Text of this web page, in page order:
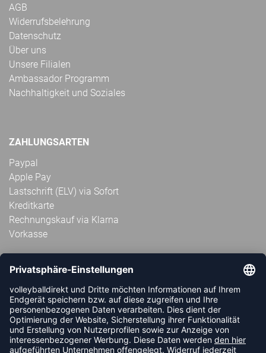
AGB
Widerrufsbelehrung
Datenschutz
Über uns
Unsere Filialen
Ambassador Programm
Nachhaltigkeit und Soziales
ZAHLUNGSARTEN
Paypal
Apple Pay
Lastschrift (ELV) via Sofort
Kreditkarte
Rechnungskauf via Klarna
Vorkasse
ABONNIERE JETZT DEN KOSTENLOSEN
VOLLEYBALLDIREKT-NEWSLETTER UND VERPASSE KEINE
NEUIGKEIT ODER AKTION MEHR.
JETZT ANMELDEN